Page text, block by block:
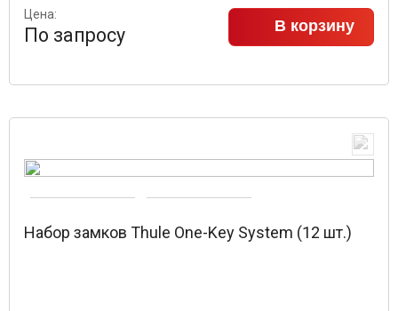
Цена:
По запросу В корзину
Набор замков Thule One-Key System (12 шт.)